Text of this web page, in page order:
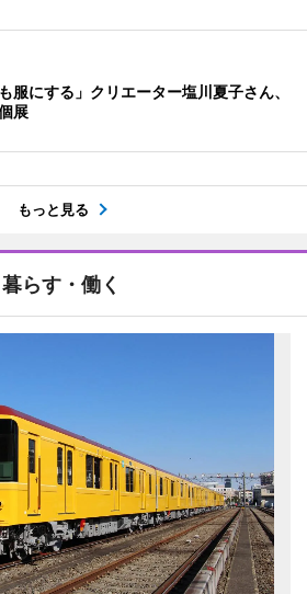
服にする」クリエーター塩川夏子さん、
展
もっと見る
暮らす・働く